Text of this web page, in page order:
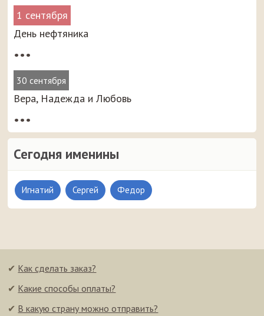
1 сентября
День нефтяника
•••
30 сентября
Вера, Надежда и Любовь
•••
Сегодня именины
Игнатий Сергей Федор
✔ Как сделать заказ?
✔ Какие способы оплаты?
✔ В какую страну можно отправить?